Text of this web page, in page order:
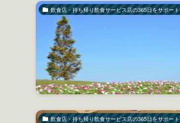
飲食店・持ち帰り飲食サービス店の365日をサポート
飲食店・持ち帰り飲食サービス店の365日をサポート